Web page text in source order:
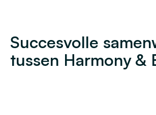
Succesvolle
tussen Harmony &